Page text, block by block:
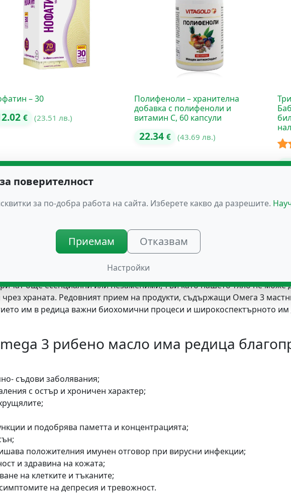
– 30
€ (23.51 лв.)
Полифеноли – хранителна
добавка с полифеноли и
витамин C, 60 капсули
22.34 € (43.69 лв.)
масло
още есенциални или незаменими, тъй като нашето тяло не може
чрез храната. Редовният прием на продукти, съдържащи Омега 3
им в редица важни биохомични процеси и широкоспектърното
3 рибено масло има редица
съдови заболявания;
с остър и хроничен характер;
и подобрява паметта и концентрацията;
положителния имунен отговор при вирусни инфекции;
и здравина на кожата;
на клетките и тъканите;
на депресия и тревожност.
поверителност
за по-добра работа на сайта. Изберете какво да разрешите.
Приемам Отказвам
Настройки